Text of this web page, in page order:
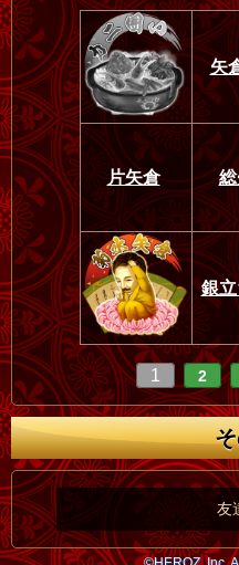
矢
片矢倉
銀
1 2
友